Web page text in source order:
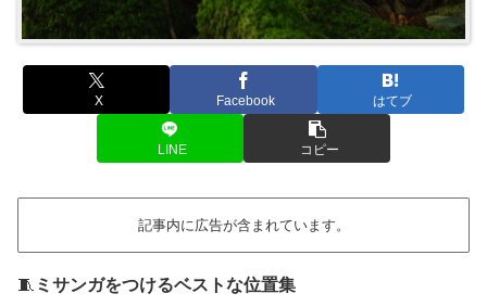
X Facebook はてブ
LINE コピー
記事内に広告が含まれています。
🧵 ミサンガをつけるベストな位置集